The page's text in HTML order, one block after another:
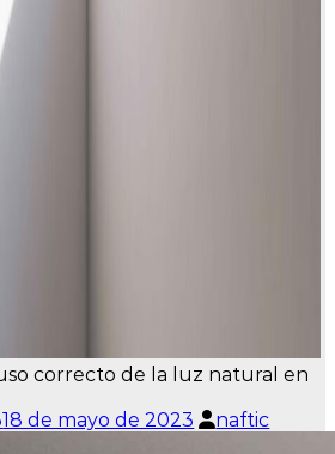
correcto de la luz natural en
18 de mayo de 2023 naftic